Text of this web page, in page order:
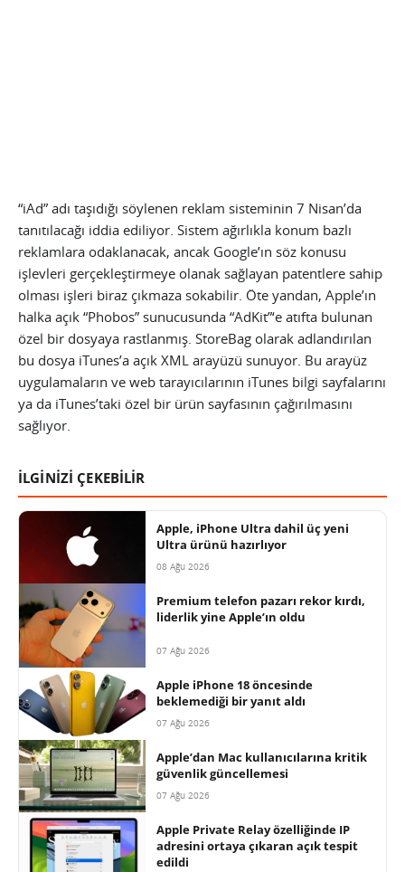
“iAd” adı taşıdığı söylenen reklam sisteminin 7 Nisan’da
tanıtılacağı iddia ediliyor. Sistem ağırlıkla konum bazlı
reklamlara odaklanacak, ancak Google’ın söz konusu
işlevleri gerçekleştirmeye olanak sağlayan patentlere sahip
olması işleri biraz çıkmaza sokabilir. Öte yandan, Apple’ın
halka açık “Phobos” sunucusunda “AdKit”‘e atıfta bulunan
özel bir dosyaya rastlanmış. StoreBag olarak adlandırılan
bu dosya iTunes’a açık XML arayüzü sunuyor. Bu arayüz
uygulamaların ve web tarayıcılarının iTunes bilgi sayfalarını
ya da iTunes’taki özel bir ürün sayfasının çağırılmasını
sağlıyor.
İLGİNİZİ ÇEKEBİLİR
Apple, iPhone Ultra dahil üç yeni
Ultra ürünü hazırlıyor
08 Ağu 2026
Premium telefon pazarı rekor kırdı,
liderlik yine Apple’ın oldu
07 Ağu 2026
Apple iPhone 18 öncesinde
beklemediği bir yanıt aldı
07 Ağu 2026
Apple’dan Mac kullanıcılarına kritik
güvenlik güncellemesi
07 Ağu 2026
Apple Private Relay özelliğinde IP
adresini ortaya çıkaran açık tespit
edildi